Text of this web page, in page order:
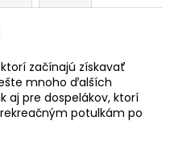
začínajú získavať
mnoho ďalších
aj pre dospelákov, ktorí
potulkám po